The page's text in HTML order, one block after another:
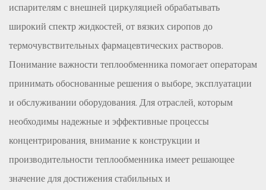
испарителям с внешней циркуляцией обрабатывать
широкий спектр жидкостей, от вязких сиропов до
термочувствительных фармацевтических растворов.
Понимание важности теплообменника помогает операторам
принимать обоснованные решения о выборе, эксплуатации
и обслуживании оборудования. Для отраслей, которым
необходимы надежные и эффективные процессы
концентрирования, внимание к конструкции и
производительности теплообменника имеет решающее
значение для достижения стабильных и